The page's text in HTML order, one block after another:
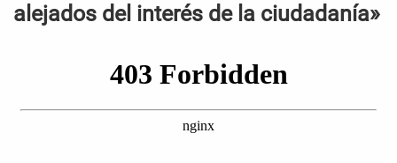
alejados del interés de la ciudadanía»